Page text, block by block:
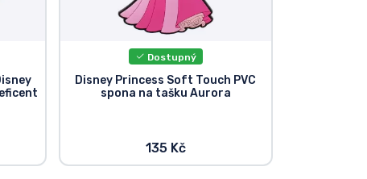
Dostupný
Disney Princess Soft Touch PVC
spona na tašku Aurora
135 Kč